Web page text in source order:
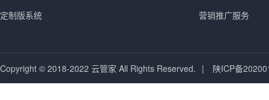
定制版系统
营销推广服务
Copyright © 2018-2022 云管家 All Rights Reserved. | 陕ICP备